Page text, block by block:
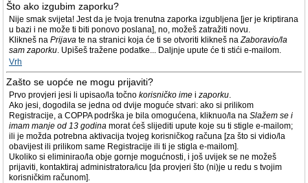
Što ako izgubim zaporku?
Nije smak svijeta! Jest da je tvoja trenutna zaporka izgubljena [jer je kriptirana
u bazi i ne može ti biti ponovo poslana], no, možeš zatražiti novu.
Klikneš na Prijava te na stranici koja će ti se otvoriti klikneš naZaboravio/la
sam zaporku. Upišeš tražene podatke... Daljnje upute će ti stići e-mailom.
Vrh
Zašto se uopće ne mogu prijaviti?
Prvo provjeri jesi li upisao/la točno korisničko ime i zaporku.
Ako jesi, dogodila se jedna od dvije moguće stvari: ako si prilikom
Registracije, a COPPA podrška je bila omogućena, kliknuo/la na Slažem se i
imam manje od 13 godina morat ćeš slijediti upute koje su ti stigle e-mailom;
ili je možda potrebna aktivacija tvojeg korisničkog računa [za što si vidio/la
obavijest ili prilikom same Registracije ili ti je stigla e-mailom].
Ukoliko si eliminirao/la obje gornje mogućnosti, i još uvijek se ne možeš
prijaviti, kontaktiraj administratora/icu [da provjeri što (ni)je u redu s tvojim
korisničkim računom].